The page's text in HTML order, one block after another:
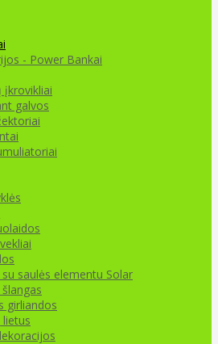
- Power Bankai
įkrovikliai
galvos
su saulės elementu Solar
girliandos